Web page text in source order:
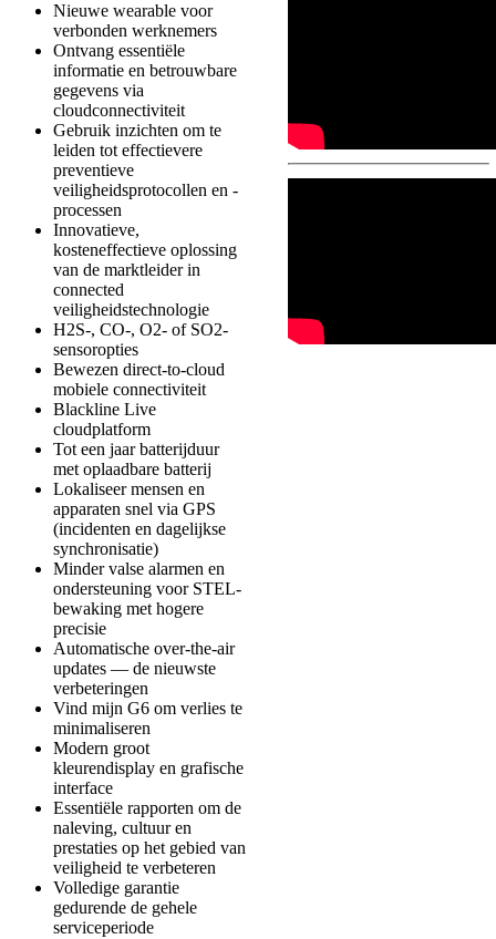
Nieuwe wearable voor
verbonden werknemers
Ontvang essentiële
informatie en betrouwbare
gegevens via
cloudconnectiviteit
Gebruik inzichten om te
leiden tot effectievere
preventieve
veiligheidsprotocollen en -
processen
Innovatieve,
kosteneffectieve oplossing
van de marktleider in
connected
veiligheidstechnologie
H2S-, CO-, O2- of SO2-
sensoropties
Bewezen direct-to-cloud
mobiele connectiviteit
Blackline Live
cloudplatform
Tot een jaar batterijduur
met oplaadbare batterij
Lokaliseer mensen en
apparaten snel via GPS
(incidenten en dagelijkse
synchronisatie)
Minder valse alarmen en
ondersteuning voor STEL-
bewaking met hogere
precisie
Automatische over-the-air
updates — de nieuwste
verbeteringen
Vind mijn G6 om verlies te
minimaliseren
Modern groot
kleurendisplay en grafische
interface
Essentiële rapporten om de
naleving, cultuur en
prestaties op het gebied van
veiligheid te verbeteren
Volledige garantie
gedurende de gehele
serviceperiode